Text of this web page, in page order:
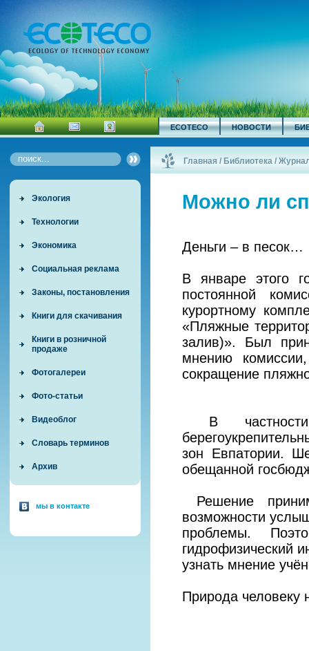
ECOTECO НОВОСТИ
Экология
Технологии
Экономика
Социальная реклама
Законы, постановления
Книги для скачивания
Книги в розничной
продаже
Фотогалереи
Фото-статьи
Видеоблог
Словарь терминов
Архив
мы в контакте
Главная / Библиотека /
Можно ли
Деньги – в песок…
В январе этого
постоянной
курортному
«Пляжные
залив)». Был
мнению
сокращение
В частности,
зон Евпатории.
обещанной
Решение
возможности
проблемы.
гидрофизический
узнать мнение
Природа человеку